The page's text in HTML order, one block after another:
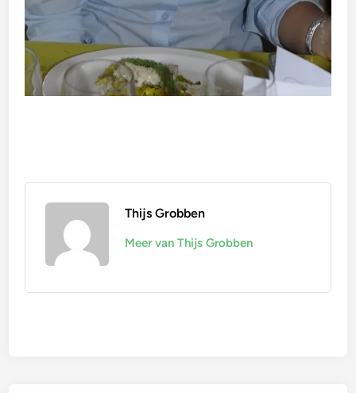
Thijs Grobben
Meer van Thijs Grobben